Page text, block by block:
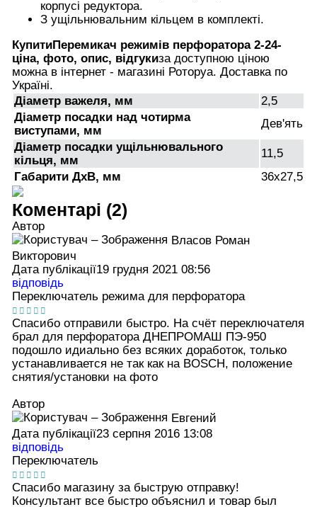
корпусі редуктора.
З ущільнювальним кільцем в комплекті.
КупитиПеремикач режимів перфоратора 2-24-
ціна, фото, опис, відгукиза доступною ціною
можна в інтернет - магазині Роторуа. Доставка по
Україні.
Діаметр важеля, мм
2,5
Діаметр посадки над чотирма
виступами, мм
Дев'ять
Діаметр посадки ущільнювального
кільця, мм
11,5
Габарити ДхВ, мм
36х27,5
Коментарі (2)
Автор
Власов Роман
Викторович
Дата публікації19 грудня 2021 08:56
відповідь
Переключатель режима для перфоратора
Спасибо отправили быстро. На счёт переключателя
брал для перфоратора ДНЕПРОМАШ ПЭ-950
подошло идиально без всяких доработок, только
устанавливается не так как на BOSCH, положение
снятия/установки на фото
Автор
Евгений
Дата публікації23 серпня 2016 13:08
відповідь
Переключатель
Спасибо магазину за быструю отправку!
Консультант все быстро объяснил и товар был